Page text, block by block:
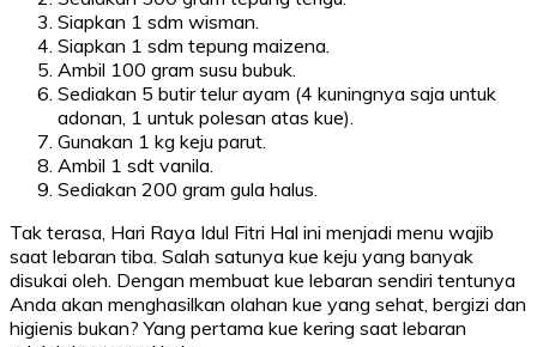
Siapkan 1 sdm wisman.
Siapkan 1 sdm tepung maizena.
Ambil 100 gram susu bubuk.
Sediakan 5 butir telur ayam (4 kuningnya saja untuk
adonan, 1 untuk polesan atas kue).
Gunakan 1 kg keju parut.
Ambil 1 sdt vanila.
Sediakan 200 gram gula halus.
Tak terasa, Hari Raya Idul Fitri Hal ini menjadi menu wajib
saat lebaran tiba. Salah satunya kue keju yang banyak
disukai oleh. Dengan membuat kue lebaran sendiri tentunya
Anda akan menghasilkan olahan kue yang sehat, bergizi dan
higienis bukan? Yang pertama kue kering saat lebaran